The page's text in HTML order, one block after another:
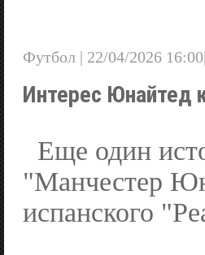
Футбол | 22/04/2026 16:00|
Интерес Юнайтед
Еще один
"Манчестер
испанского